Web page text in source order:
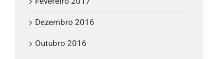
Dezembro 2016
Outubro 2016